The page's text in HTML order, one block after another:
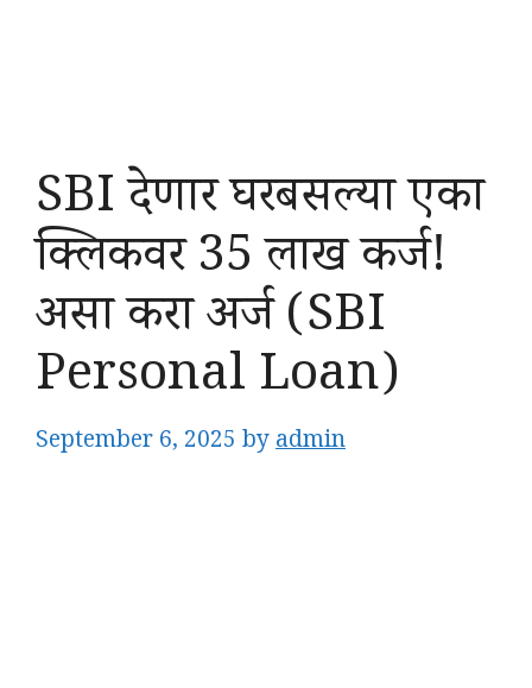
SBI देणार घरबसल्या एका
क्लिकवर 35 लाख कर्ज!
असा करा अर्ज (SBI
Personal Loan)
September 6, 2025 byadmin